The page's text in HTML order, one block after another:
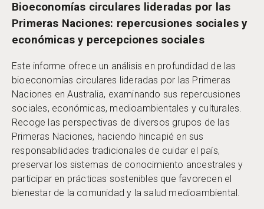
Bioeconomías circulares lideradas por las
Primeras Naciones: repercusiones sociales y
económicas y percepciones sociales
Este informe ofrece un análisis en profundidad de las
bioeconomías circulares lideradas por las Primeras
Naciones en Australia, examinando sus repercusiones
sociales, económicas, medioambientales y culturales.
Recoge las perspectivas de diversos grupos de las
Primeras Naciones, haciendo hincapié en sus
responsabilidades tradicionales de cuidar el país,
preservar los sistemas de conocimiento ancestrales y
participar en prácticas sostenibles que favorecen el
bienestar de la comunidad y la salud medioambiental.